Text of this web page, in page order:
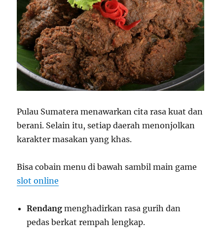
Pulau Sumatera menawarkan cita rasa kuat dan
berani. Selain itu, setiap daerah menonjolkan
karakter masakan yang khas.
Bisa cobain menu di bawah sambil main game
slot online
Rendang menghadirkan rasa gurih dan
pedas berkat rempah lengkap.